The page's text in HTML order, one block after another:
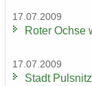
17.07.2009
Roter Ochse
17.07.2009
Stadt